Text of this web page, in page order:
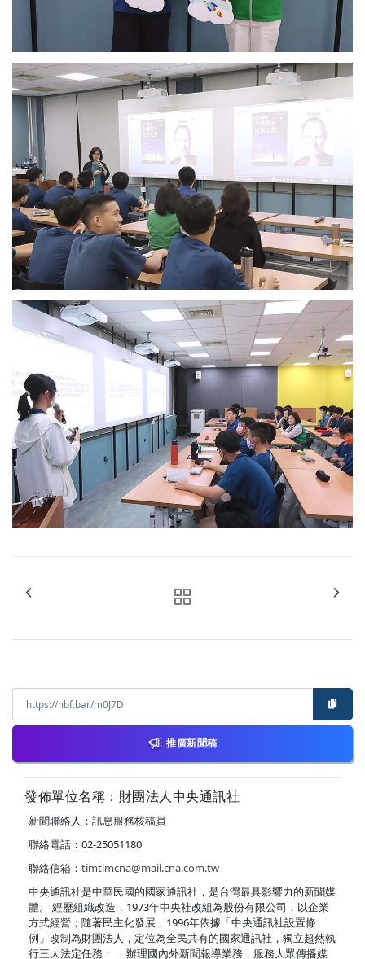
推廣新聞稿
發佈單位名稱：財團法人中央通訊社
新聞聯絡人：訊息服務核稿員
聯絡電話：02-25051180
聯絡信箱： timtimcna@mail.cna.com.tw
中央通訊社是中華民國的國家通訊社，是台灣最具影響力的新聞媒
體。 經歷組織改造，1973年中央社改組為股份有限公司，以企業
方式經營；隨著民主化發展，1996年依據「中央通訊社設置條
例」改制為財團法人，定位為全民共有的國家通訊社，獨立超然執
行三大法定任務： ．辦理國內外新聞報導業務，服務大眾傳播媒